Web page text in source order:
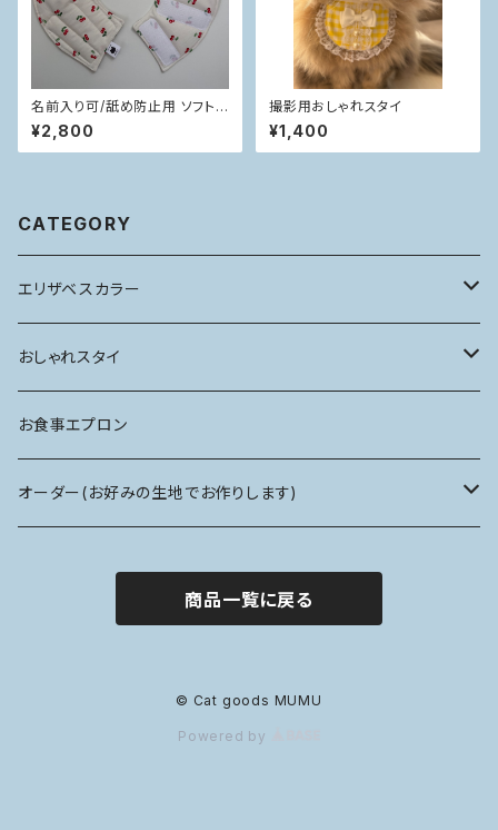
名前入り可/舐め防止用 ソフト
エリカラ
¥2,800
撮影用おしゃれスタイ
¥1,400
CATEGORY
エリザベスカラー
ハードタイプ
ソフトタイプ
おしゃれスタイ
フリルスタイ
前掛けスタイ
スカラップスタイ
お食事エプロン
オーダー(お好みの生地でお作りします)
エリザベスカラー
商品一覧に戻る
© Cat goods MUMU
Powered by